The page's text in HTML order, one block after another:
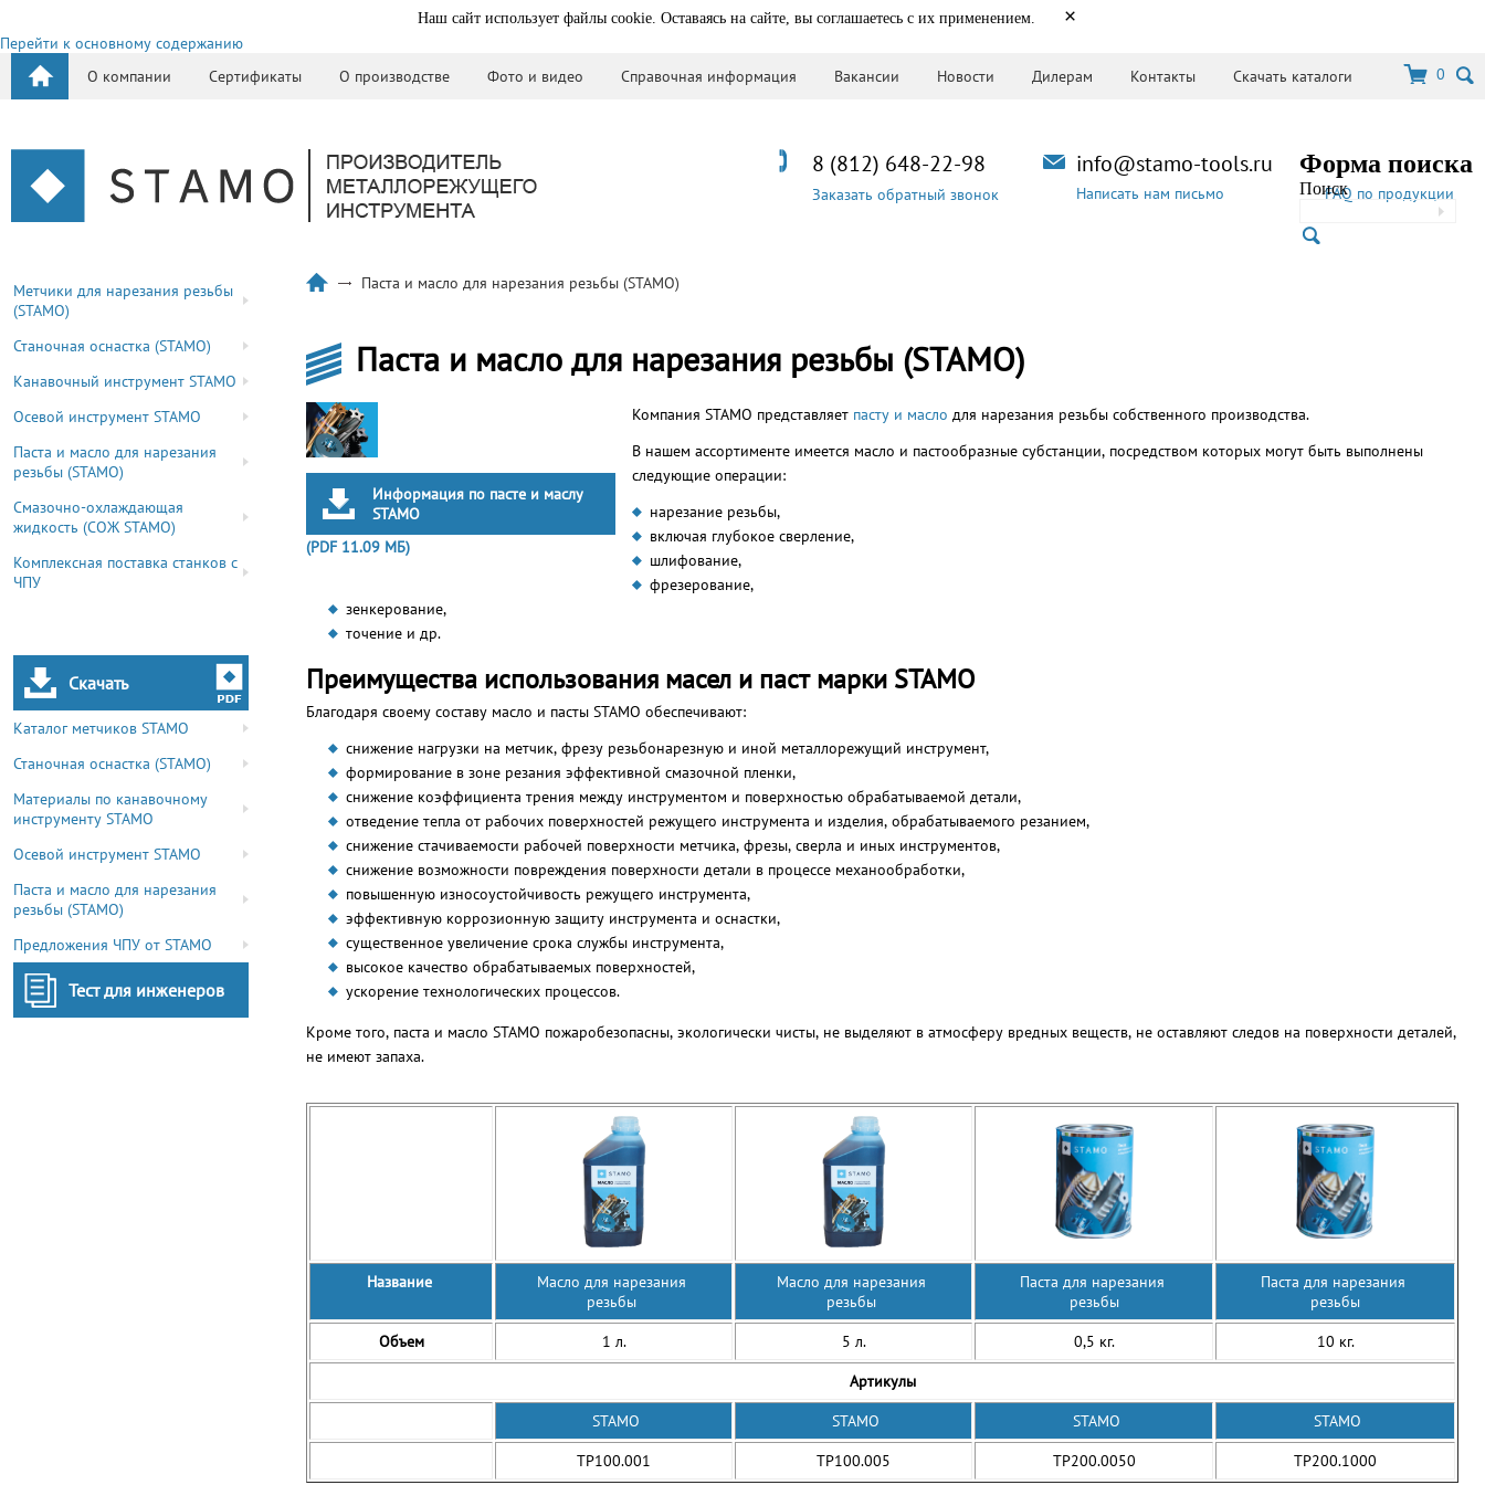
Наш сайт использует файлы cookie. Оставаясь на сайте, вы соглашаетесь с их применением. ×
Перейти к основному содержанию
О компании
Сертификаты О производстве Фото и видео Справочная информация Вакансии Новости Дилерам Контакты Скачать каталоги 0
Форма поиска
ПоискFAQ по продукции
info@stamo-tools.ru
Написать нам письмо
8 (812) 648-22-98
Заказать обратный звонок
Метчики для нарезания резьбы
(STAMO)
Станочная оснастка (STAMO)
Канавочный инструмент STAMO
Осевой инструмент STAMO
Паста и масло для нарезания
резьбы (STAMO)
Смазочно-охлаждающая
жидкость (СОЖ STAMO)
Комплексная поставка станков с
ЧПУ
Скачать
Каталог метчиков STAMO
Станочная оснастка (STAMO)
Материалы по канавочному
инструменту STAMO
Осевой инструмент STAMO
Паста и масло для нарезания
резьбы (STAMO)
Предложения ЧПУ от STAMO
Тест для инженеров
Паста и масло для нарезания резьбы (STAMO)
Паста и масло для нарезания резьбы (STAMO)
Информация по пасте и маслу
STAMO
(PDF 11.09 МБ)
Компания STAMO представляет пасту и масло для нарезания резьбы собственного производства.
В нашем ассортименте имеется масло и пастообразные субстанции, посредством которых могут быть выполнены
следующие операции:
нарезание резьбы,
включая глубокое сверление,
шлифование,
фрезерование,
зенкерование,
точение и др.
Преимущества использования масел и паст марки STAMO
Благодаря своему составу масло и пасты STAMO обеспечивают:
снижение нагрузки на метчик, фрезу резьбонарезную и иной металлорежущий инструмент,
формирование в зоне резания эффективной смазочной пленки,
снижение коэффициента трения между инструментом и поверхностью обрабатываемой детали,
отведение тепла от рабочих поверхностей режущего инструмента и изделия, обрабатываемого резанием,
снижение стачиваемости рабочей поверхности метчика, фрезы, сверла и иных инструментов,
снижение возможности повреждения поверхности детали в процессе механообработки,
повышенную износоустойчивость режущего инструмента,
эффективную коррозионную защиту инструмента и оснастки,
существенное увеличение срока службы инструмента,
высокое качество обрабатываемых поверхностей,
ускорение технологических процессов.
Кроме того, паста и масло STAMO пожаробезопасны, экологически чисты, не выделяют в атмосферу вредных веществ, не оставляют следов на поверхности деталей,
не имеют запаха.
Название
Масло для нарезания
резьбы
Масло для нарезания
резьбы
Паста для нарезания
резьбы
Паста для нарезания
резьбы
Объем
1 л. 5 л. 0,5 кг.
10 кг.
Артикулы
STAMO
STAMO STAMO
STAMO
TP100.001
TP100.005 TP200.0050 TP200.1000